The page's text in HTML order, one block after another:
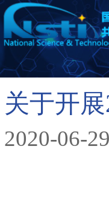
关于开
2020-06-